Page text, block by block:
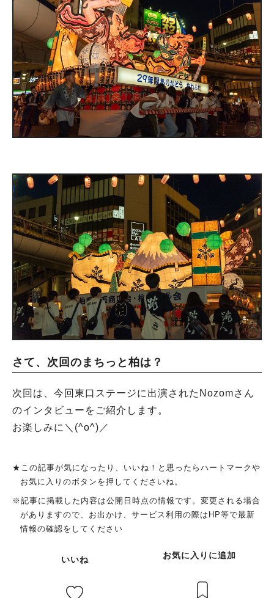
さて、次回のまちっと柏は？
次回は、今回東口ステージに出演されたNozomさん
のインタビューをご紹介します。
お楽しみに＼(^o^)／
★この記事が気になったり、いいね！と思ったらハートマークや
お気に入りのボタンを押してくださいね。
※記事に掲載した内容は公開日時点の情報です。変更される場合
がありますので、お出かけ、サービス利用の際はHP等で最新
情報の確認をしてください
いいね お気に入りに追加